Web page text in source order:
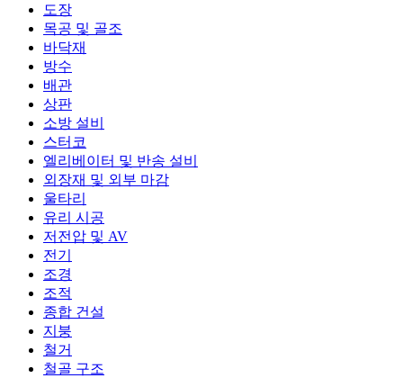
도장
목공 및 골조
바닥재
방수
배관
상판
소방 설비
스터코
엘리베이터 및 반송 설비
외장재 및 외부 마감
울타리
유리 시공
저전압 및 AV
전기
조경
조적
종합 건설
지붕
철거
철골 구조